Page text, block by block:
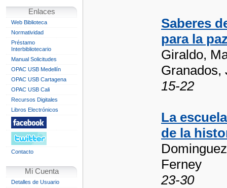
Enlaces
Web Biblioteca
Normatividad
Préstamo
Interbibliotecario
Manual Solicitudes
OPAC USB Medellín
OPAC USB Cartagena
OPAC USB Cali
Recursos Digitales
Libros Electrónicos
Contacto
Mi Cuenta
Detalles de Usuario
Saberes
para la
Giraldo,
Granados,
15-22
La
de la
Ferney
23-30